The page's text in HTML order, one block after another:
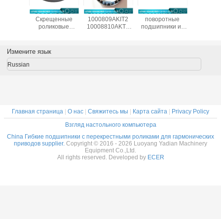
Drive,
CSG14/CSF14
Скрещенные
роликовые
привода
редуктора
промышленных
1000907AKIT2
1000809AKIT2
10008810AKT2
гармонического
тонкосекционные
Роботические
поворотные
подшипники из
Измените язык
Russian
Главная страница | О нас | Свяжитесь мы | Карта сайта | Privacy Policy
Взгляд настольного компьютера
China Гибкие подшипники с перекрестными роликами для гармонических
приводов supplier. Copyright © 2016 - 2026 Luoyang Yadian Machinery
Equipment Co.,Ltd.
All rights reserved. Developed by ECER